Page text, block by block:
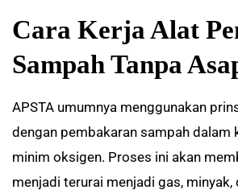
Cara Kerja Alat
Sampah Tanpa
APSTA umumnya menggunakan
dengan pembakaran sampah dalam
minim oksigen. Proses ini akan
menjadi terurai menjadi gas, minyak,